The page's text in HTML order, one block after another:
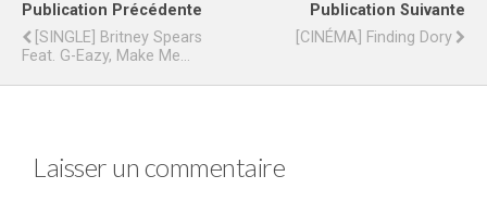
Publication Précédente
[SINGLE] Britney Spears
Feat. G-Eazy, Make Me…
Publication Suivante
[CINÉMA] Finding Dory
Laisser un commentaire